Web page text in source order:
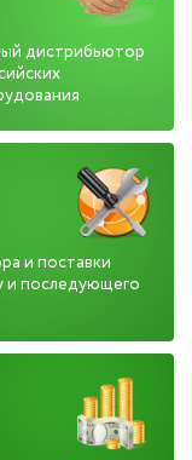
дистрибьютор
и поставки
и последующего